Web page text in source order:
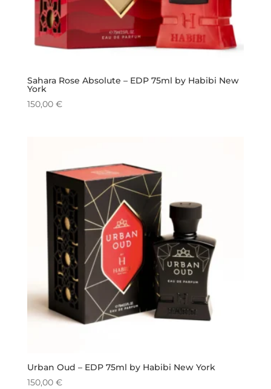
Sahara Rose Absolute – EDP 75ml by Habibi New
York
150,00 €
Urban Oud – EDP 75ml by Habibi New York
150,00 €